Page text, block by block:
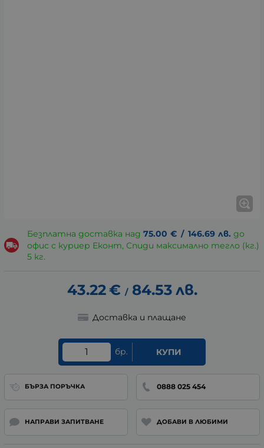
Безплатна доставка над 75.00 € / 146.69 лв. до
офис с куриер Еконт, Спиди максимално тегло (кг.)
5 кг.
43.22€ / 84.53 лв.
Доставка и плащане
бр. КУПИ
БЪРЗА ПОРЪЧКА 0888 025 454
НАПРАВИ ЗАПИТВАНЕ ДОБАВИ В ЛЮБИМИ